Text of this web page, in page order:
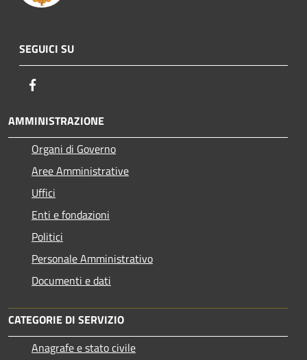
SEGUICI SU
AMMINISTRAZIONE
Organi di Governo
Aree Amministrative
Uffici
Enti e fondazioni
Politici
Personale Amministrativo
Documenti e dati
CATEGORIE DI SERVIZIO
Anagrafe e stato civile